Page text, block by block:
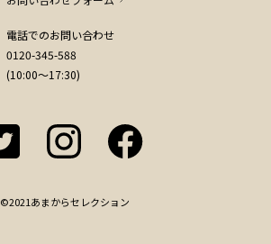
電話でのお問い合わせ
0120-345-588
(10:00～17:30)
©2021あまからセレクション